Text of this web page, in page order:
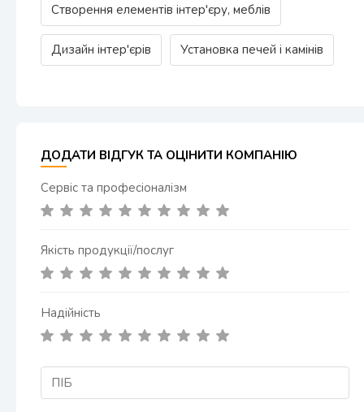
Створення елементів інтер'єру, меблів
Дизайн інтер'єрів Установка печей і камінів
ДОДАТИ ВІДГУК ТА ОЦІНИТИ КОМПАНІЮ
Сервіс та професіоналізм
Якість продукції/послуг
Надійність